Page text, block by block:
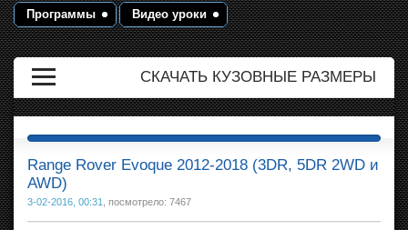
Программы Видео уроки
СКАЧАТЬ КУЗОВНЫЕ РАЗМЕРЫ
Range Rover Evoque 2012-2018 (3DR, 5DR 2WD и
AWD)
3-02-2016, 00:31 , посмотрело: 7467